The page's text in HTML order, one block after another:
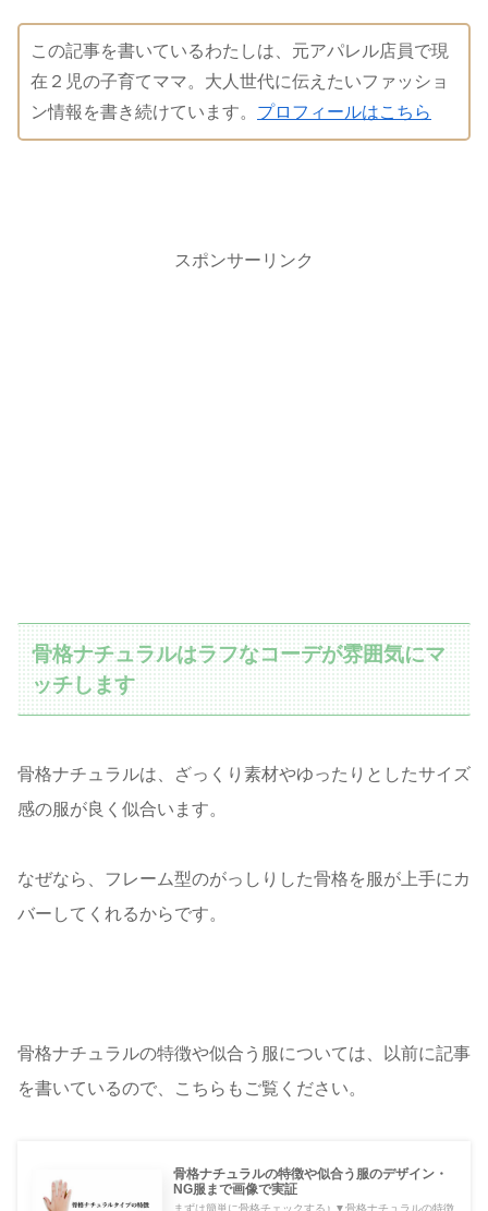
この記事を書いているわたしは、元アパレル店員で現
在２児の子育てママ。大人世代に伝えたいファッショ
ン情報を書き続けています。 プロフィールはこちら
スポンサーリンク
骨格ナチュラルはラフなコーデが雰囲気にマ
ッチします
骨格ナチュラルは、ざっくり素材やゆったりとしたサイズ
感の服が良く似合います。
なぜなら、フレーム型のがっしりした骨格を服が上手にカ
バーしてくれるからです。
骨格ナチュラルの特徴や似合う服については、以前に記事
を書いているので、こちらもご覧ください。
骨格ナチュラルの特徴や似合う服のデザイン・
NG服まで画像で実証
まずは簡単に骨格チェックする♪ ▼骨格ナチュラルの特徴